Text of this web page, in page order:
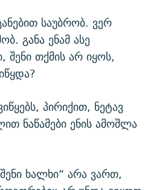
საუბრობ. ვერ
განა ენამ ასე
შენი თქმის არ იყოს,
პირიქით, ნეტავ
ნაწამები ენის ამოშლა
ხალხი“ არა ვართ,